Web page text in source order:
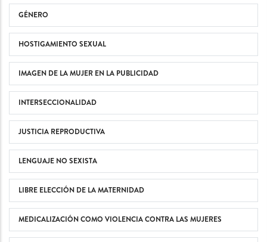
GÉNERO
HOSTIGAMIENTO SEXUAL
IMAGEN DE LA MUJER EN LA PUBLICIDAD
INTERSECCIONALIDAD
JUSTICIA REPRODUCTIVA
LENGUAJE NO SEXISTA
LIBRE ELECCIÓN DE LA MATERNIDAD
MEDICALIZACIÓN COMO VIOLENCIA CONTRA LAS MUJERES